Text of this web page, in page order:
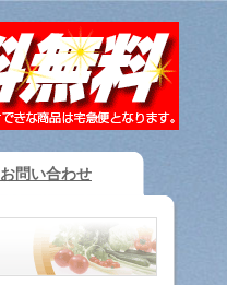
お問い合わせ